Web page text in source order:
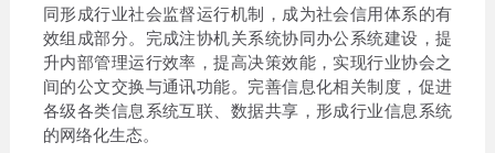
同形成行业社会监督运行机制，成为社会信用体系的有
效组成部分。完成注协机关系统协同办公系统建设，提
升内部管理运行效率，提高决策效能，实现行业协会之
间的公文交换与通讯功能。完善信息化相关制度，促进
各级各类信息系统互联、数据共享，形成行业信息系统
的网络化生态。